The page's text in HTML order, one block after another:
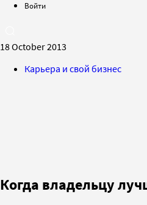
Войти
18 October 2013
Карьера и свой бизнес
Когда владельцу